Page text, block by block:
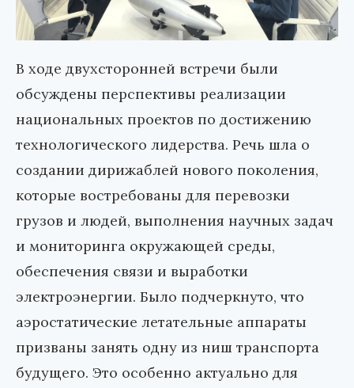
В ходе двухсторонней встречи были
обсуждены перспективы реализации
национальных проектов по достижению
технологического лидерства. Речь шла о
создании дирижаблей нового поколения,
которые востребованы для перевозки
грузов и людей, выполнения научных задач
и мониторинга окружающей среды,
обеспечения связи и выработки
электроэнергии. Было подчеркнуто, что
аэростатические летательные аппараты
призваны занять одну из ниш транспорта
будущего. Это особенно актуально для